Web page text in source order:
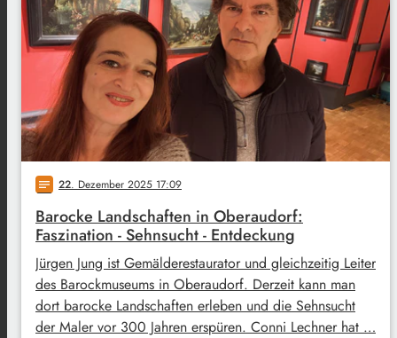
notes 22. Dezember 2025 17:09
Barocke Landschaften in Oberaudorf:
Faszination - Sehnsucht - Entdeckung
Jürgen Jung ist Gemälderestaurator und gleichzeitig Leiter
des Barockmuseums in Oberaudorf. Derzeit kann man
dort barocke Landschaften erleben und die Sehnsucht
der Maler vor 300 Jahren erspüren. Conni Lechner hat …